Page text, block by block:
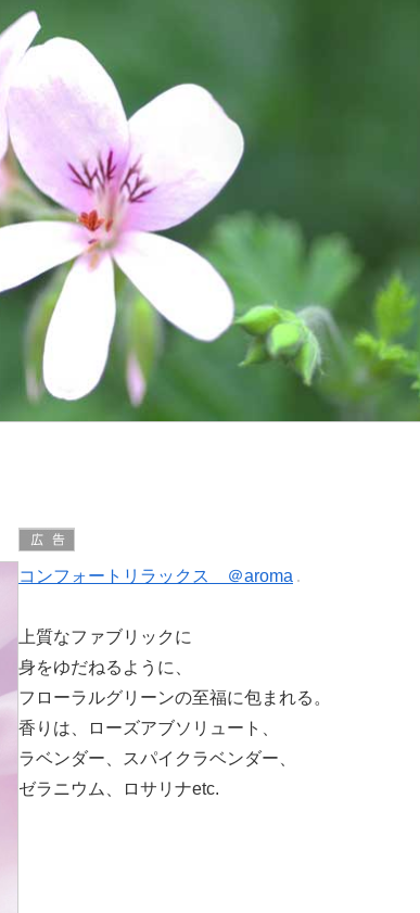
コンフォートリラックス ＠aroma
上質なファブリックに
身をゆだねるように、
フローラルグリーンの至福に包まれる。
香りは、ローズアブソリュート、
ラベンダー、スパイクラベンダー、
ゼラニウム、ロサリナetc.